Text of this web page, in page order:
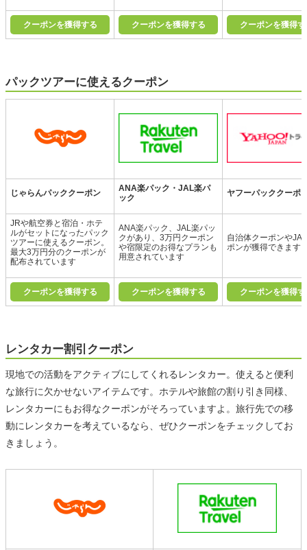
クーポンを獲得する クーポンを獲得する クーポンを獲得す
パックツアーに使えるクーポン
じゃらんパッククーポン
ANA楽パック・JAL楽パ
ック
ヤフーパッククーポ
JRや航空券と宿泊・ホテ
ルがセットになったパック
ツアーに使えるクーポン。
最大3万円分のクーポンが
配布されています
ANA楽パック、JAL楽パッ
クがあり、3万円クーポン
や宿限定のお得なプランも
用意されています
自治体クーポンや
ポンが獲得できます
クーポンを獲得する クーポンを獲得する クーポンを獲得す
レンタカー割引クーポン
現地での活動をアクティブにしてくれるレンタカー。使えると便利
な旅行に欠かせないアイテムです。ホテルや旅館の割り引き同様、
レンタカーにもお得なクーポンがそろっていますよ。旅行先での移
動にレンタカーを考えているなら、ぜひクーポンをチェックしてお
きましょう。